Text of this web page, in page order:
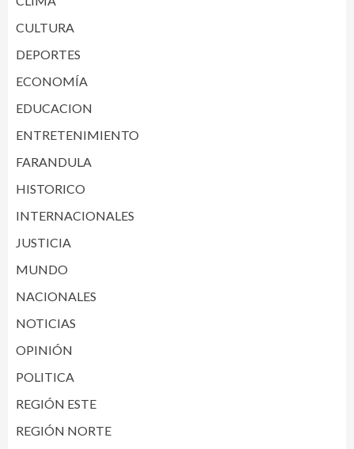
CULTURA
DEPORTES
ECONOMÍA
EDUCACION
ENTRETENIMIENTO
FARANDULA
HISTORICO
INTERNACIONALES
JUSTICIA
MUNDO
NACIONALES
NOTICIAS
OPINIÓN
POLITICA
REGIÓN ESTE
REGIÓN NORTE